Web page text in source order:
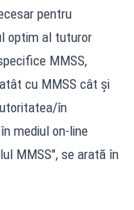
pentru
optim al tuturor
MMSS,
cu MMSS cât şi
în
mediul on-line
MMSS", se arată în